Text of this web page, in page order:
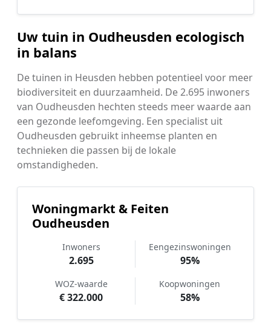
Uw tuin in Oudheusden ecologisch
in balans
De tuinen in Heusden hebben potentieel voor meer
biodiversiteit en duurzaamheid. De 2.695 inwoners
van Oudheusden hechten steeds meer waarde aan
een gezonde leefomgeving. Een specialist uit
Oudheusden gebruikt inheemse planten en
technieken die passen bij de lokale
omstandigheden.
Woningmarkt & Feiten
Oudheusden
Inwoners
2.695
Eengezinswoningen
95%
WOZ-waarde
€ 322.000
Koopwoningen
58%